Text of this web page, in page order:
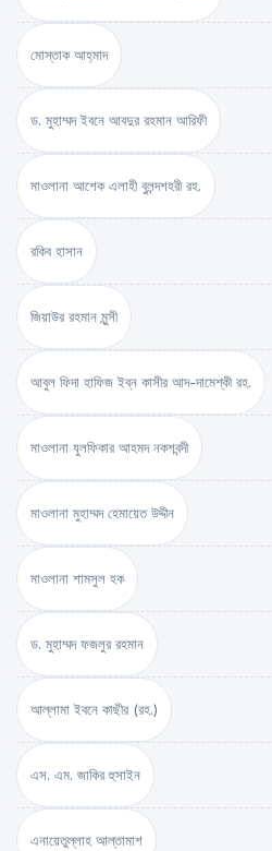
মোস্তাক আহ্‌মাদ
ড. মুহাম্মদ ইবনে আবদুর রহমান আরিফী
মাওলানা আশেক এলাহী বুলন্দশহরী রহ.
রকিব হাসান
জিয়াউর রহমান মুন্সী
আবুল ফিদা হাফিজ ইব্‌ন কাসীর আদ-দামেশ্‌কী রহ.
মাওলানা যুলফিকার আহমদ নকশবন্দী
মাওলানা মুহাম্মদ হেমায়েত উদ্দীন
মাওলানা শামসুল হক
ড. মুহাম্মদ ফজলুর রহমান
আল্লামা ইবনে কাছীর (রহ.)
এস. এম. জাকির হুসাইন
এনায়েতুল্লাহ আল্‌তামাশ